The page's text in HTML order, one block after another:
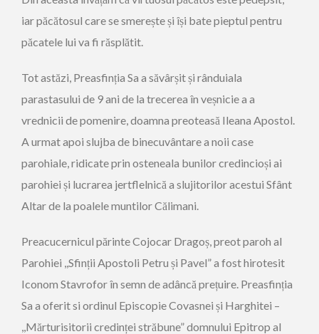
iar păcătosul care se smerește și își bate pieptul pentru
păcatele lui va fi răsplătit.
Tot astăzi, Preasfinția Sa a săvârșit și rânduiala
parastasului de 9 ani de la trecerea în veșnicie a a
vrednicii de pomenire, doamna preoteasă Ileana Apostol.
A urmat apoi slujba de binecuvântare a noii case
parohiale, ridicate prin osteneala bunilor credincioși ai
parohiei și lucrarea jertflelnică a slujitorilor acestui Sfânt
Altar de la poalele muntilor Călimani.
Preacucernicul părinte Cojocar Dragoș, preot paroh al
Parohiei ,,Sfinții Apostoli Petru și Pavel” a fost hirotesit
Iconom Stavrofor în semn de adâncă prețuire. Preasfinția
Sa a oferit si ordinul Episcopie Covasnei și Harghitei –
,,Mărturisitorii credinței străbune” domnului Epitrop al